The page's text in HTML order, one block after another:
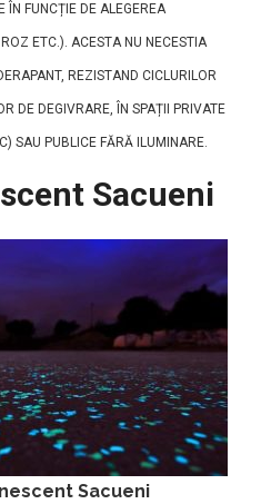
ÎN FUNCȚIE DE ALEGEREA
ETC.). ACESTA NU NECESTIA
REZISTAND CICLURILOR
DE DEGIVRARE, ÎN SPAȚII PRIVATE
SAU PUBLICE FĂRĂ ILUMINARE.
Sacueni
Sacueni